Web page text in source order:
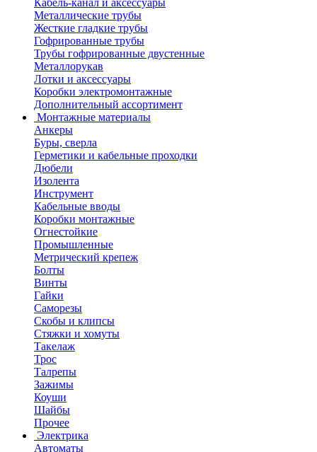
Кабель-канал и аксессуары
Металлические трубы
Жесткие гладкие трубы
Гофрированные трубы
Трубы гофрированные двустенные
Металлорукав
Лотки и аксессуары
Коробки электромонтажные
Дополнительный ассортимент
Монтажные материалы
Анкеры
Буры, сверла
Герметики и кабельные проходки
Дюбели
Изолента
Инструмент
Кабельные вводы
Коробки монтажные
Огнестойкие
Промышленные
Метрический крепеж
Болты
Винты
Гайки
Саморезы
Скобы и клипсы
Стяжки и хомуты
Такелаж
Трос
Талрепы
Зажимы
Коуши
Шайбы
Прочее
Электрика
Автоматы